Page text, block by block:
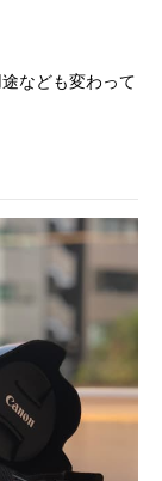
なども変わって